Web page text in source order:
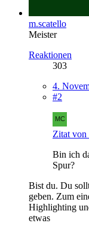
m.scatello
Meister
Reaktionen
303
4.
#2
Zitat von
Bin ich
Spur?
Bist du. Du
geben. Zum
Highlighting
etwas